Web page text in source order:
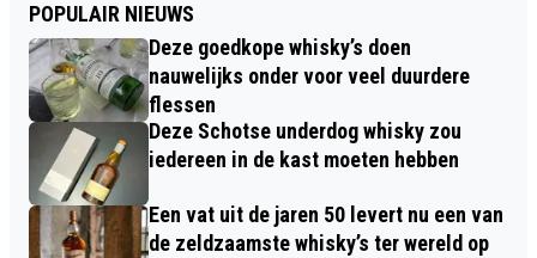
POPULAIR NIEUWS
Deze goedkope whisky’s doen
nauwelijks onder voor veel duurdere
flessen
Deze Schotse underdog whisky zou
iedereen in de kast moeten hebben
Een vat uit de jaren 50 levert nu een van
de zeldzaamste whisky’s ter wereld op